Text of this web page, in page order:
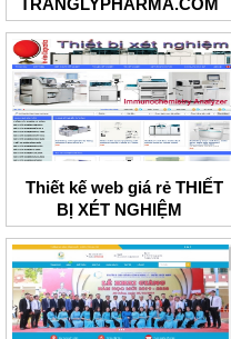
TRANGLYPHARMA.COM
Thiết kế web giá rẻ THIẾT
BỊ XÉT NGHIỆM